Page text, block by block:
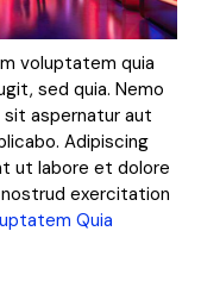
voluptatem quia
sed quia. Nemo
aspernatur aut
Adipiscing
ut labore et dolore
nostrud exercitation
Quia